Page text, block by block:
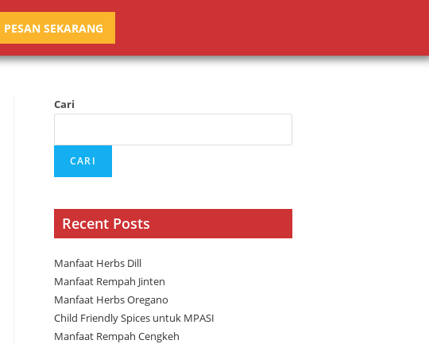
PESAN SEKARANG
Cari
CARI
Recent Posts
Manfaat Herbs Dill
Manfaat Rempah Jinten
Manfaat Herbs Oregano
Child Friendly Spices untuk MPASI
Manfaat Rempah Cengkeh